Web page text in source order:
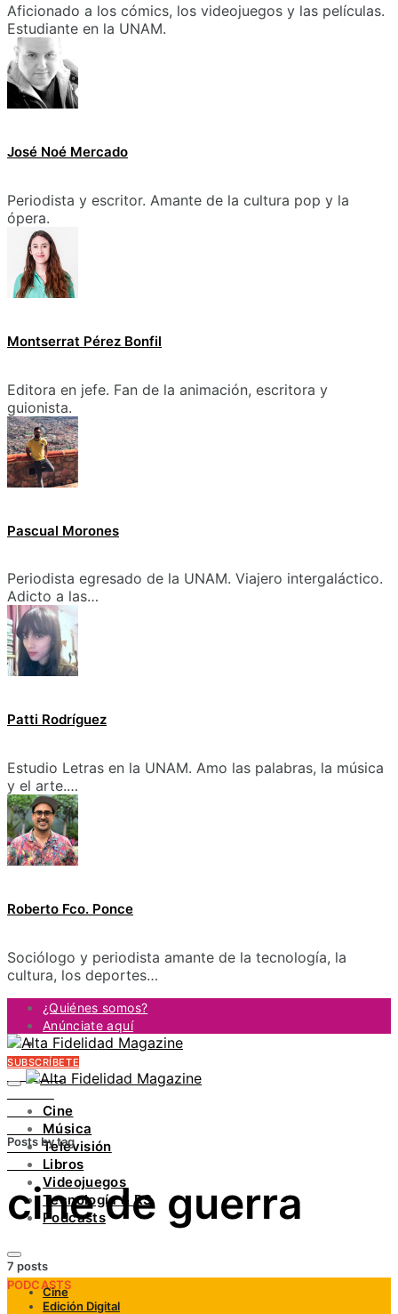
Aficionado a los cómics, los videojuegos y las películas.
Estudiante en la UNAM.
José Noé Mercado
Periodista y escritor. Amante de la cultura pop y la
ópera.
Montserrat Pérez Bonfil
Editora en jefe. Fan de la animación, escritora y
guionista.
Pascual Morones
Periodista egresado de la UNAM. Viajero intergaláctico.
Adicto a las…
Patti Rodríguez
Estudio Letras en la UNAM. Amo las palabras, la música
y el arte.…
Roberto Fco. Ponce
Sociólogo y periodista amante de la tecnología, la
cultura, los deportes…
¿Quiénes somos?
Anúnciate aquí
Contacto
FACEBOOK
INSTAGRAM
PINTEREST
YOUTUBE
LINKEDIN
SUBSCRÍBETE
Cine
Música
Televisión
Libros
Videojuegos
Tecnología & RS
Podcasts
PODCASTS
Posts by tag
cine de guerra
7 posts
Cine
Edición Digital